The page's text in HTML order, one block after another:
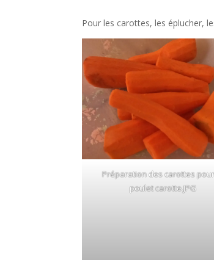
Pour les carottes, les éplucher,
Préparation des carottes
poulet carotte.JPG